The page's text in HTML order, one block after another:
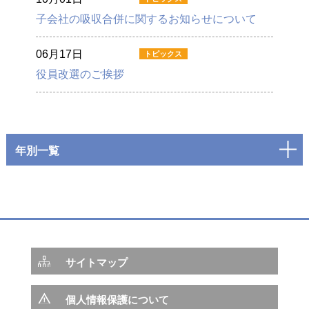
子会社の吸収合併に関するお知らせについて
06月17日
役員改選のご挨拶
年別一覧
サイトマップ
個人情報保護について